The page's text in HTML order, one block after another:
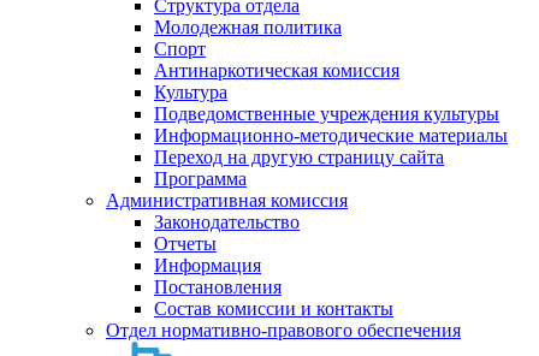
Структура отдела
Молодежная политика
Спорт
Антинаркотическая комиссия
Культура
Подведомственные учреждения культуры
Информационно-методические материалы
Переход на другую страницу сайта
Программа
Административная комиссия
Законодательство
Отчеты
Информация
Постановления
Состав комиссии и контакты
Отдел нормативно-правового обеспечения